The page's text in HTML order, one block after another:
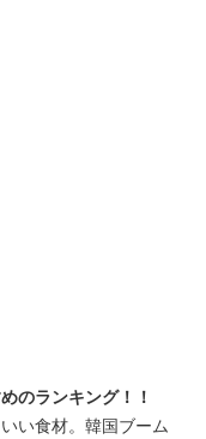
のランキング！！
い食材。韓国ブーム